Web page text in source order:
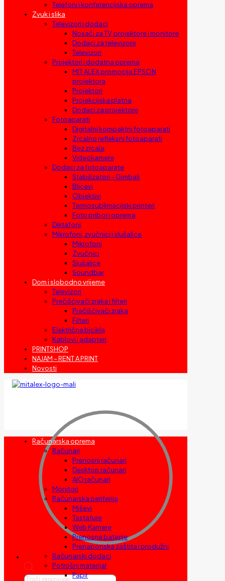
Telefoni i konferencijska oprema
Zvuk i slika
Televizori i dodaci
Nosači za TV, projektore i monitore
Dodaci za televizore
Televizori
Projektori i dodatna oprema
MIT ALEX promocija EPSON
projektora
Projektori
Projekcijska platna
Dodaci za projektore
Fotoaparati
Digitalni kompaktni fotoaparati
Zrcalno refleksni fotoaparati
Bez zrcala
Videokamere
Dodaci za fotoaparate
Stabilizatori – Gimbali
Blicevi
Objektivi
Termosublimacijski printeri
Foto pribor i oprema
Diktafoni
Mikrofoni, zvučnici i slušalice
Mikrofoni
Zvučnici
Slušalice
Soundbar
Dom i slobodno vrijeme
Televizori
Prečišćivači zraka i filteri
Prečišćivači zraka
Filteri
Električna bicikla
Kablovi i adapteri
PRINTSHOP
NAJAM – RENT A PRINT
Novosti
Products
Računarska oprema
Računari
Prenosni računari
Desktop računari
AIO računari
Monitori
Računarska periferija
Miševi
Tastature
Web Kamere
Prenosne baterije
Prenaponska zaštita i produžni
Računarski dodaci
Potrošni materijal
Papir